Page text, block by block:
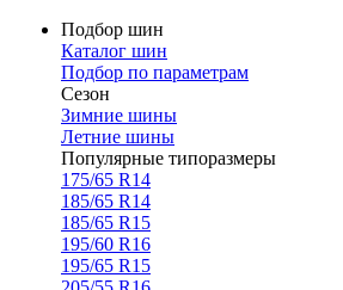
Подбор шин
Каталог шин
Подбор по параметрам
Сезон
Зимние шины
Летние шины
Популярные типоразмеры
175/65 R14
185/65 R14
185/65 R15
195/60 R16
195/65 R15